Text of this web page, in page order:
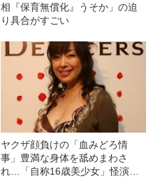
相『保育無償化』うそか」の迫
り具合がすごい
ヤクザ顔負けの「血みどろ情
事」豊満な身体を舐めまわさ
れ…「自称16歳美少女」怪演